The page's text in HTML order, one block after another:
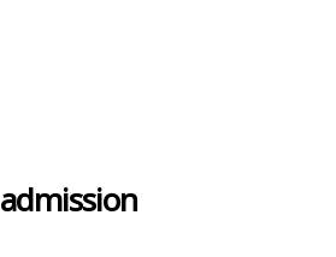
admission